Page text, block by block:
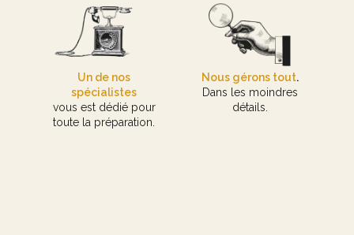
Un de nos
spécialistes
vous est dédié pour
toute la préparation.
Nous gérons tout.
Dans les moindres
détails.